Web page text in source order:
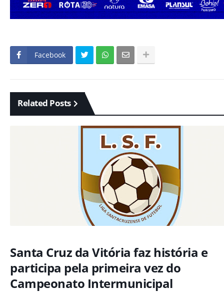
Facebook
Related Posts
Santa Cruz da Vitória faz história e
participa pela primeira vez do
Campeonato Intermunicipal